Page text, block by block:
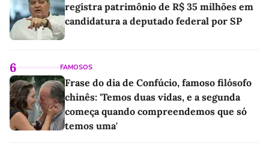
registra patrimônio de R$ 35 milhões em
candidatura a deputado federal por SP
6 FAMOSOS
Frase do dia de Confúcio, famoso filósofo
chinês: 'Temos duas vidas, e a segunda
começa quando compreendemos que só
temos uma'